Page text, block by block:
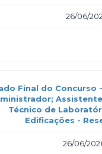
26/06/
Final do Concurso
Técnico de
Edificações -
26/06/